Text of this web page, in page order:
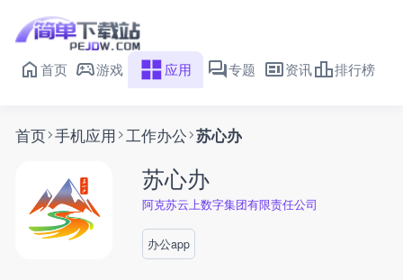
首页 游戏 应用 专题 资讯 排行榜
首页 手机应用 工作办公 苏心办
苏心办
阿克苏云上数字集团有限责任公司
办公app